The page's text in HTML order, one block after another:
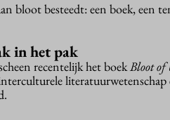
bloot besteedt: een boek, een
in het pak
recentelijk het boekBloot of
literatuurwetenschap